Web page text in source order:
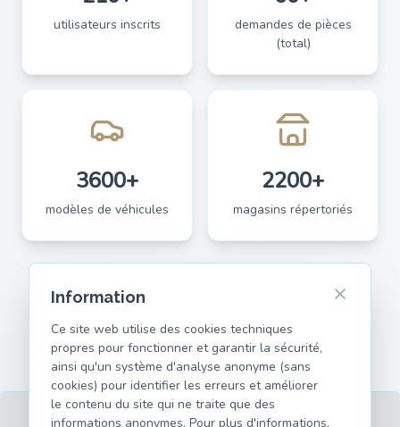
utilisateurs inscrits
demandes de pièces
(total)
3600+
modèles de véhicules
2200+
magasins répertoriés
Information
Ce site web utilise des cookies techniques
propres pour fonctionner et garantir la sécurité,
ainsi qu'un système d'analyse anonyme (sans
cookies) pour identifier les erreurs et améliorer
le contenu du site qui ne traite que des
informations anonymes. Pour plus d'informations,